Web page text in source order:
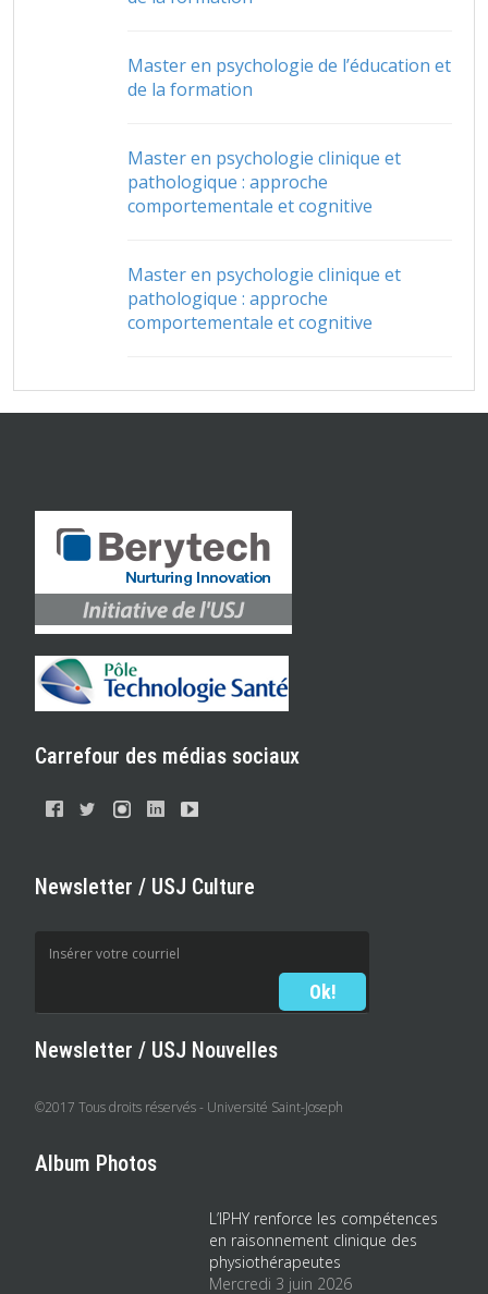
Master en psychologie de l’éducation et
de la formation
Master en psychologie clinique et
pathologique : approche
comportementale et cognitive
Master en psychologie clinique et
pathologique : approche
comportementale et cognitive
Carrefour des médias sociaux
Newsletter / USJ Culture
Newsletter / USJ Nouvelles
©2017 Tous droits réservés - Université Saint-Joseph
Album Photos
L’IPHY renforce les compétences
en raisonnement clinique des
physiothérapeutes
Mercredi 3 juin 2026